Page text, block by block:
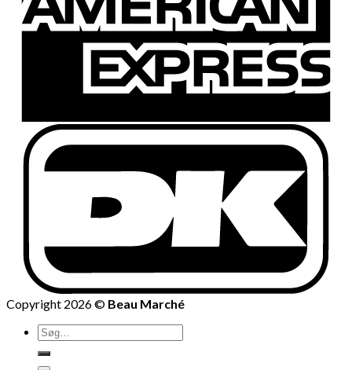
Copyright 2026 © Beau Marché
Søg
efter: